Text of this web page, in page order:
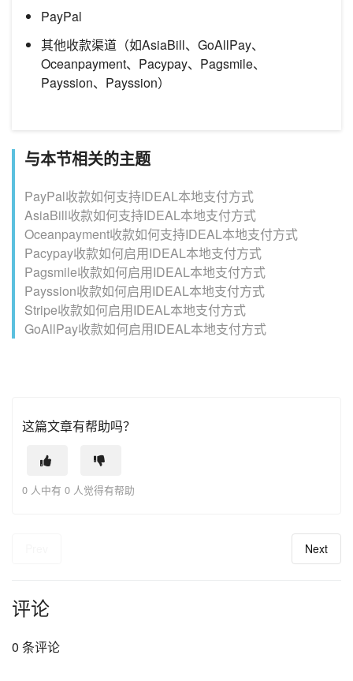
PayPal
其他收款渠道（如AsiaBill、GoAllPay、
Oceanpayment、Pacypay、Pagsmile、
Payssion、Payssion）
与本节相关的主题
PayPal收款如何支持IDEAL本地支付方式
AsiaBill收款如何支持IDEAL本地支付方式
Oceanpayment收款如何支持IDEAL本地支付方式
Pacypay收款如何启用IDEAL本地支付方式
Pagsmile收款如何启用IDEAL本地支付方式
Payssion收款如何启用IDEAL本地支付方式
Stripe收款如何启用IDEAL本地支付方式
GoAllPay收款如何启用IDEAL本地支付方式
这篇文章有帮助吗？
0 人中有 0 人觉得有帮助
Next
评论
0 条评论